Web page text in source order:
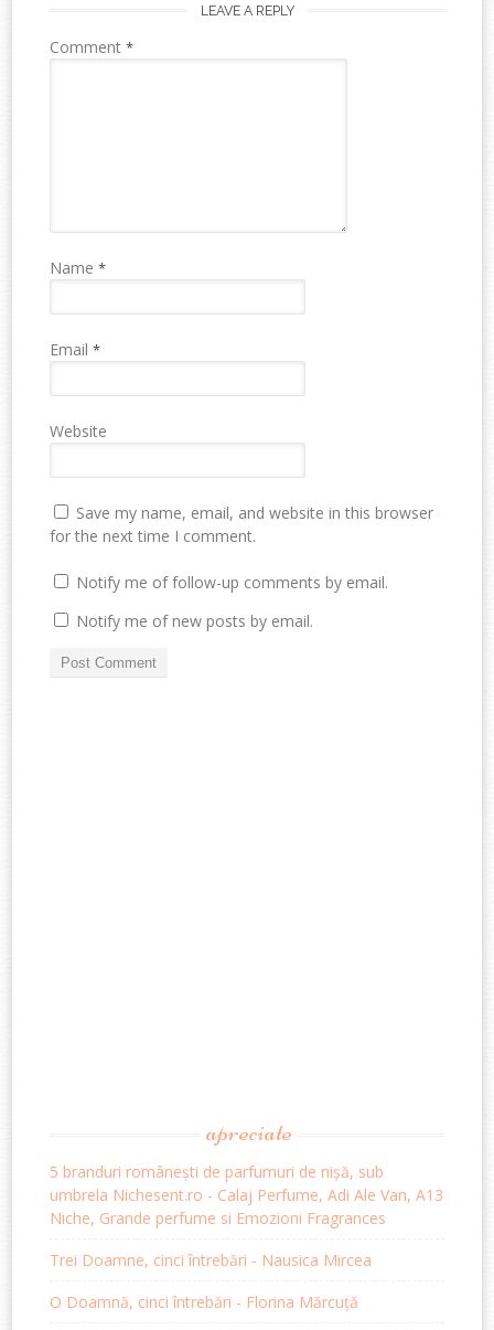
LEAVE A REPLY
Comment*
Name*
Email*
Website
Save my name, email, and website in this browser
for the next time I comment.
Notify me of follow-up comments by email.
Notify me of new posts by email.
apreciate
5 branduri românești de parfumuri de nișă, sub
umbrela Nichesent.ro - Calaj Perfume, Adi Ale Van, A13
Niche, Grande perfume si Emozioni Fragrances
Trei Doamne, cinci întrebări - Nausica Mircea
O Doamnă, cinci întrebări - Florina Mărcuță